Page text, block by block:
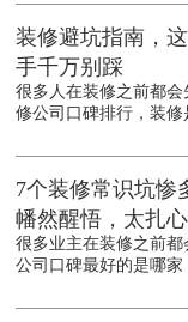
装修避坑指南，
手千万别踩
很多人在装修之前都
修公司口碑排行，装修
7个装修常识坑惨
幡然醒悟，太扎心
很多业主在装修之前
公司口碑最好的是哪家